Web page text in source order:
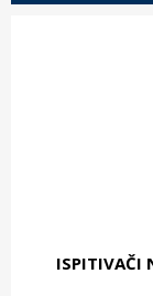
ISPITIVAČI